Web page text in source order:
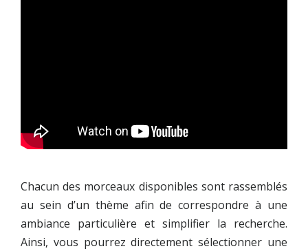
Chacun des morceaux disponibles sont rassemblés
au sein d’un thème afin de correspondre à une
ambiance particulière et simplifier la recherche.
Ainsi, vous pourrez directement sélectionner une